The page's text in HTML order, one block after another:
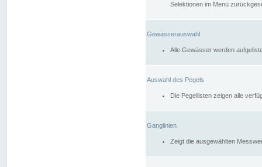
Selektionen im Menü
Gewässerauswahl
Alle Gewässer werden
Auswahl des Pegels
Die Pegellisten zeigen alle
Ganglinien
Zeigt die ausgewählten